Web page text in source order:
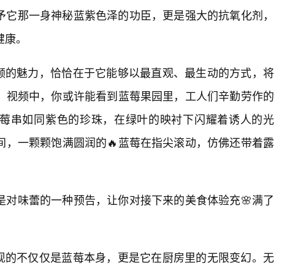
那一身神秘蓝紫色泽的功臣，更是强大的抗氧化剂，
。
魅力，恰恰在于它能够以最直观、最生动的方式，将
视频中，你或许能看到蓝莓果园里，工人们辛勤劳作的
串如同紫色的珍珠，在绿叶的映衬下闪耀着诱人的光
，一颗颗饱满圆润的🔥蓝莓在指尖滚动，仿佛还带着露
对味蕾的一种预告，让你对接下来的美食体验充🌸满了
的不仅仅是蓝莓本身，更是它在厨房里的无限变幻。无